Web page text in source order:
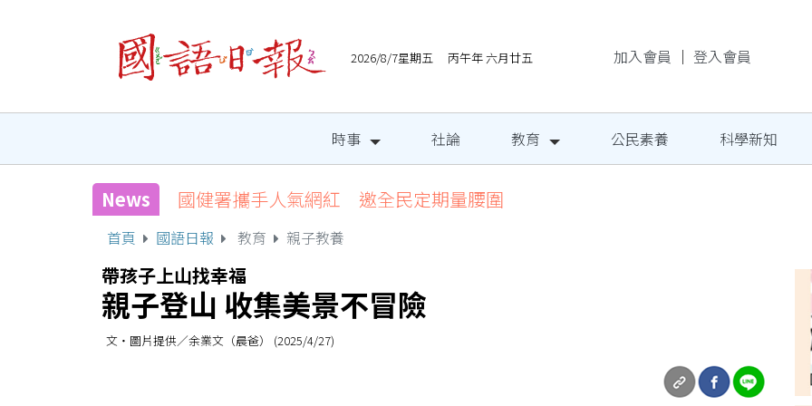
2026/8/7星期五 丙午年 六月廿五 加入會員 ｜ 登入會員
時事 社論 教育 公民素養 科學新知
News 國健署攜手人氣網紅 邀全民定期量腰圍
首頁 國語日報 教育 親子教養
帶孩子上山找幸福
親子登山 收集美景不冒險
文‧圖片提供／余業文（晨爸） (2025/4/27)